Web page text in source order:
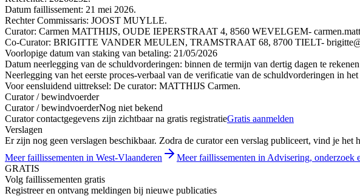
Datum faillissement: 21 mei 2026.
Rechter Commissaris: JOOST MUYLLE.
Curator: Carmen MATTHIJS, OUDE IEPERSTRAAT 4, 8560 WEVELGEM-
Co-Curator: BRIGITTE VANDER MEULEN, TRAMSTRAAT 68, 8700 TIELT-
Voorlopige datum van staking van betaling: 21/05/2026
Datum neerlegging van de schuldvorderingen: binnen de termijn van dertig dagen te
Neerlegging van het eerste proces-verbaal van de verificatie van de schuldvorderingen in
Voor eensluidend uittreksel: De curator: MATTHIJS Carmen.
Curator / bewindvoerder
Curator / bewindvoerderNog niet bekend
Curator contactgegevens zijn zichtbaar na gratis registratieGratis aanmelden
Verslagen
Er zijn nog geen verslagen beschikbaar. Zodra de curator een verslag publiceert, vind je het
Meer faillissementen in West-Vlaanderen
Meer faillissementen in Advisering, onderzoek
GRATIS
Volg faillissementen gratis
Registreer en ontvang meldingen bij nieuwe publicaties